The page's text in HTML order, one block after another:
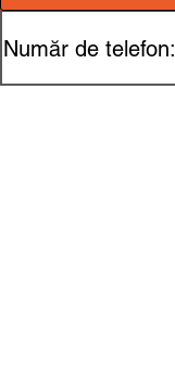
Număr de telefon: